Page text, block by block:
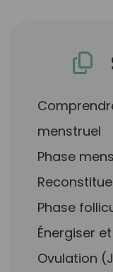
menstruel
Phase
Phase
Énergiser
Ovulation